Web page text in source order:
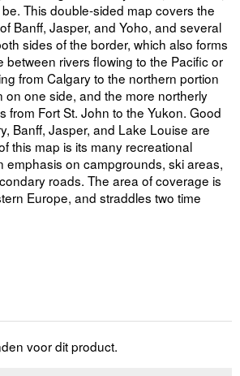
This double-sided map covers the
Banff, Jasper, and Yoho, and several
sides of the border, which also forms
between rivers flowing to the Pacific or
from Calgary to the northern portion
on one side, and the more northerly
from Fort St. John to the Yukon. Good
Banff, Jasper, and Lake Louise are
this map is its many recreational
emphasis on campgrounds, ski areas,
roads. The area of coverage is
Europe, and straddles two time
voor dit product.